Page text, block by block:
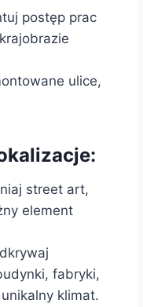
postęp prac
ulice,
street art,
element
fabryki,
klimat.